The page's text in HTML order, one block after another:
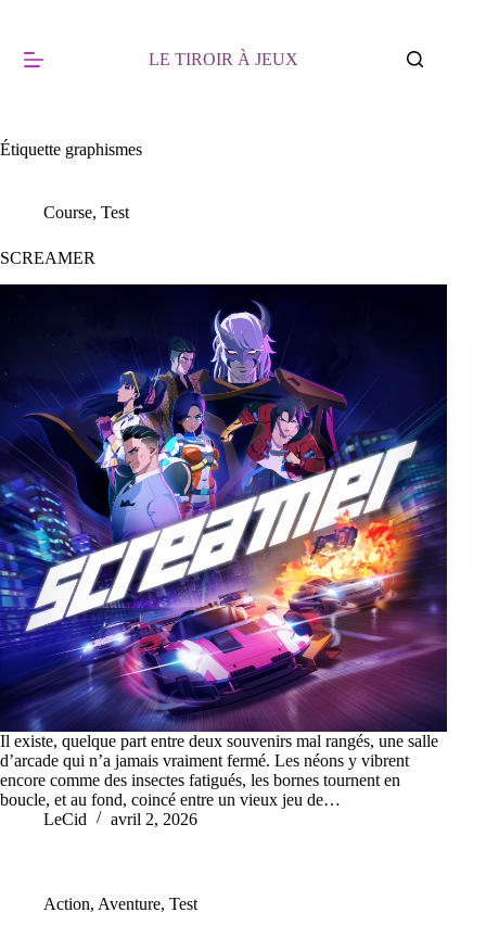
LE TIROIR À JEUX
Étiquette graphismes
Course, Test
SCREAMER
Il existe, quelque part entre deux souvenirs mal rangés, une salle
d’arcade qui n’a jamais vraiment fermé. Les néons y vibrent
encore comme des insectes fatigués, les bornes tournent en
boucle, et au fond, coincé entre un vieux jeu de…
LeCid
avril 2, 2026
Action, Aventure, Test